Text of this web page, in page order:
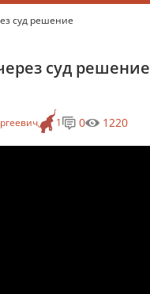
суд решение
суд решение
1 0 1220